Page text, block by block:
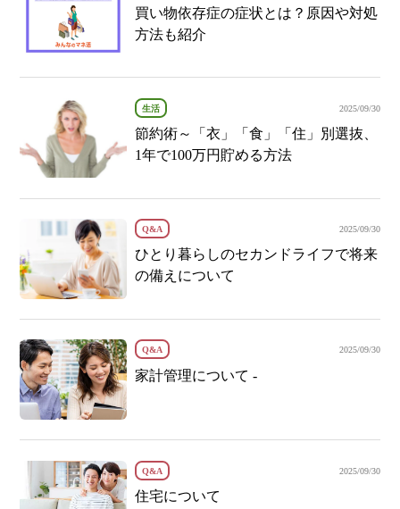
買い物依存症の症状とは？原因や対処
方法も紹介
生活 2025/09/30
節約術～「衣」「食」「住」別選抜、
1年で100万円貯める方法
Q&A 2025/09/30
ひとり暮らしのセカンドライフで将来
の備えについて
Q&A 2025/09/30
家計管理について -
Q&A 2025/09/30
住宅について